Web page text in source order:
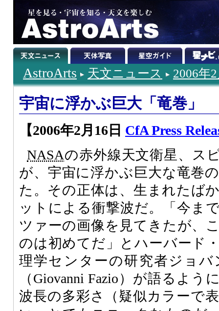
AstroArts 天文ニュース 2006年
宇宙に浮かぶ巨大「竜巻」
【2006年2月16日 CfA Press
NASAの赤外線天文衛星、ス
が、宇宙に浮かぶ巨大な竜巻
た。その正体は、生まれたば
ットによる衝撃波だ。「今ま
ツァーの画像を見てきたが、
のは初めてだ」とハーバード
理学センターの研究者ジョ
（Giovanni Fazio）が語るよ
波長の多彩さ（疑似カラーで